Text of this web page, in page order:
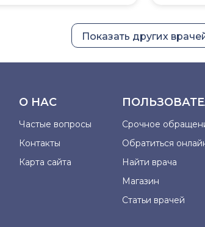
Показать других
О НАС
Частые вопросы
Контакты
Карта сайта
Срочное
Обратиться
Найти врача
Магазин
Статьи врачей